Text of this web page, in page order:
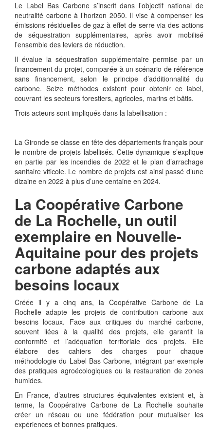
Le Label Bas Carbone s’inscrit dans l’objectif national de
neutralité carbone à l’horizon 2050. Il vise à compenser les
émissions résiduelles de gaz à effet de serre via des actions
de séquestration supplémentaires, après avoir mobilisé
l’ensemble des leviers de réduction.
Il évalue la séquestration supplémentaire permise par un
financement du projet, comparée à un scénario de référence
sans financement, selon le principe d’additionnalité du
carbone. Seize méthodes existent pour obtenir ce label,
couvrant les secteurs forestiers, agricoles, marins et bâtis.
Trois acteurs sont impliqués dans la labellisation :
La Gironde se classe en tête des départements français pour
le nombre de projets labellisés. Cette dynamique s’explique
en partie par les incendies de 2022 et le plan d’arrachage
sanitaire viticole. Le nombre de projets est ainsi passé d’une
dizaine en 2022 à plus d’une centaine en 2024.
La Coopérative Carbone
de La Rochelle, un outil
exemplaire en Nouvelle-
Aquitaine pour des projets
carbone adaptés aux
besoins locaux
Créée il y a cinq ans, la Coopérative Carbone de La
Rochelle adapte les projets de contribution carbone aux
besoins locaux. Face aux critiques du marché carbone,
souvent liées à la qualité des projets, elle garantit la
conformité et l’adéquation territoriale des projets. Elle
élabore des cahiers des charges pour chaque
méthodologie du Label Bas Carbone, intégrant par exemple
des pratiques agroécologiques ou la restauration de zones
humides.
En France, d’autres structures équivalentes existent et, à
terme, la Coopérative Carbone de La Rochelle souhaite
créer un réseau ou une fédération pour mutualiser les
expériences et bonnes pratiques.